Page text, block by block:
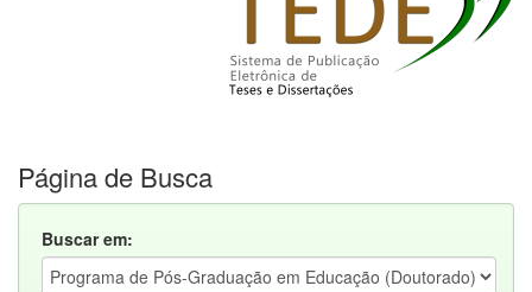
Página de Busca
Buscar em: